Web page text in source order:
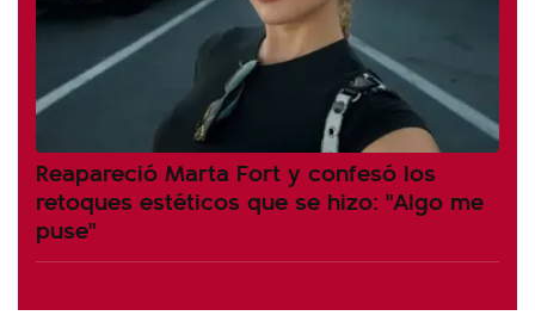
Reapareció Marta Fort y confesó los
retoques estéticos que se hizo: "Algo me
puse"